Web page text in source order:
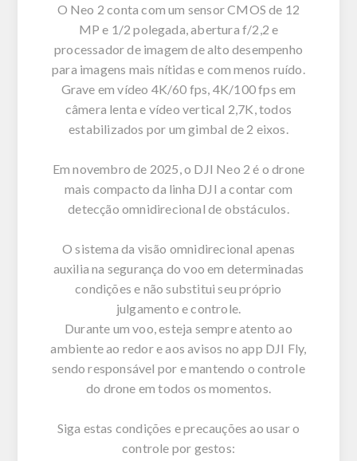
O Neo 2 conta com um sensor CMOS de 12
MP e 1/2 polegada, abertura f/2,2 e
processador de imagem de alto desempenho
para imagens mais nítidas e com menos ruído.
Grave em vídeo 4K/60 fps, 4K/100 fps em
câmera lenta e vídeo vertical 2,7K, todos
estabilizados por um gimbal de 2 eixos.
Em novembro de 2025, o DJI Neo 2 é o drone
mais compacto da linha DJI a contar com
detecção omnidirecional de obstáculos.
O sistema da visão omnidirecional apenas
auxilia na segurança do voo em determinadas
condições e não substitui seu próprio
julgamento e controle.
Durante um voo, esteja sempre atento ao
ambiente ao redor e aos avisos no app DJI Fly,
sendo responsável por e mantendo o controle
do drone em todos os momentos.
Siga estas condições e precauções ao usar o
controle por gestos: